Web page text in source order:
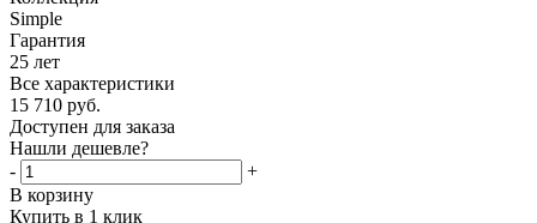
Simple
Гарантия
25 лет
Все характеристики
15 710 руб.
Доступен для заказа
Нашли дешевле?
-
+
В корзину
Купить в 1 клик